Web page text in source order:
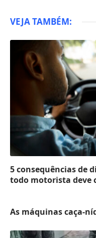
VEJA TAMBÉM:
5 consequências de
todo motorista deve
As máquinas caça-